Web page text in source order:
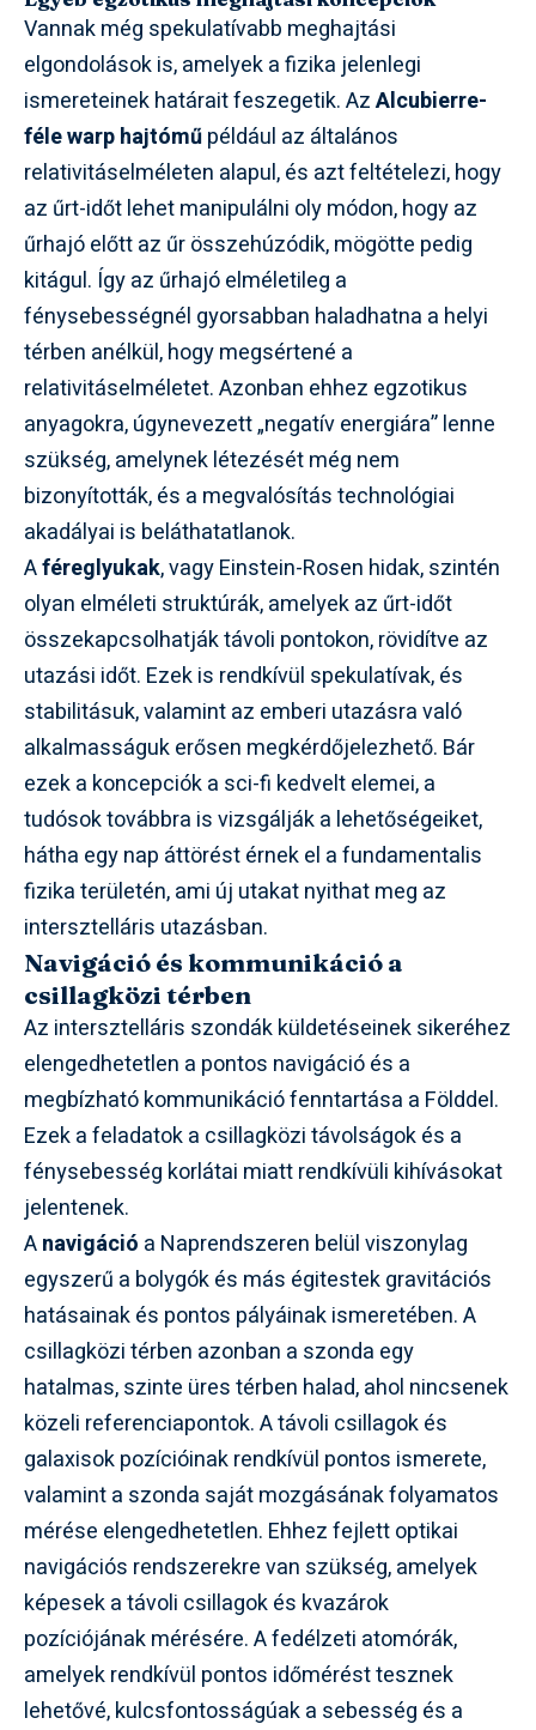
Vannak még spekulatívabb meghajtási
elgondolások is, amelyek a fizika jelenlegi
ismereteinek határait feszegetik. AzAlcubierre-
féle warp hajtóműpéldául az általános
relativitáselméleten alapul, és azt feltételezi, hogy
az űrt-időt lehet manipulálni oly módon, hogy az
űrhajó előtt az űr összehúzódik, mögötte pedig
kitágul. Így az űrhajó elméletileg a
fénysebességnél gyorsabban haladhatna a helyi
térben anélkül, hogy megsértené a
relativitáselméletet. Azonban ehhez egzotikus
anyagokra, úgynevezett „negatív energiára” lenne
szükség, amelynek létezését még nem
bizonyították, és a megvalósítás technológiai
akadályai is beláthatatlanok.
Aféreglyukak, vagy Einstein-Rosen hidak, szintén
olyan elméleti struktúrák, amelyek az űrt-időt
összekapcsolhatják távoli pontokon, rövidítve az
utazási időt. Ezek is rendkívül spekulatívak, és
stabilitásuk, valamint az emberi utazásra való
alkalmasságuk erősen megkérdőjelezhető. Bár
ezek a koncepciók a sci-fi kedvelt elemei, a
tudósok továbbra is vizsgálják a lehetőségeiket,
hátha egy nap áttörést érnek el a fundamentalis
fizika területén, ami új utakat nyithat meg az
intersztelláris utazásban.
Navigáció és kommunikáció a
csillagközi térben
Az intersztelláris szondák küldetéseinek sikeréhez
elengedhetetlen a pontos navigáció és a
megbízható kommunikáció fenntartása a Földdel.
Ezek a feladatok a csillagközi távolságok és a
fénysebesség korlátai miatt rendkívüli kihívásokat
jelentenek.
Anavigáció a Naprendszeren belül viszonylag
egyszerű a bolygók és más égitestek gravitációs
hatásainak és pontos pályáinak ismeretében. A
csillagközi térben azonban a szonda egy
hatalmas, szinte üres térben halad, ahol nincsenek
közeli referenciapontok. A távoli csillagok és
galaxisok pozícióinak rendkívül pontos ismerete,
valamint a szonda saját mozgásának folyamatos
mérése elengedhetetlen. Ehhez fejlett optikai
navigációs rendszerekre van szükség, amelyek
képesek a távoli csillagok és kvazárok
pozíciójának mérésére. A fedélzeti atomórák,
amelyek rendkívül pontos időmérést tesznek
lehetővé, kulcsfontosságúak a sebesség és a